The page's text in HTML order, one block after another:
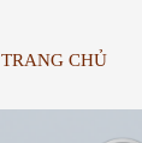
TRANG CHỦ